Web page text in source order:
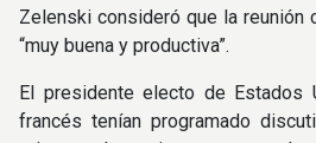
Zelenski consideró que la reunión
“muy buena y productiva”.
El presidente electo de Estados
francés tenían programado